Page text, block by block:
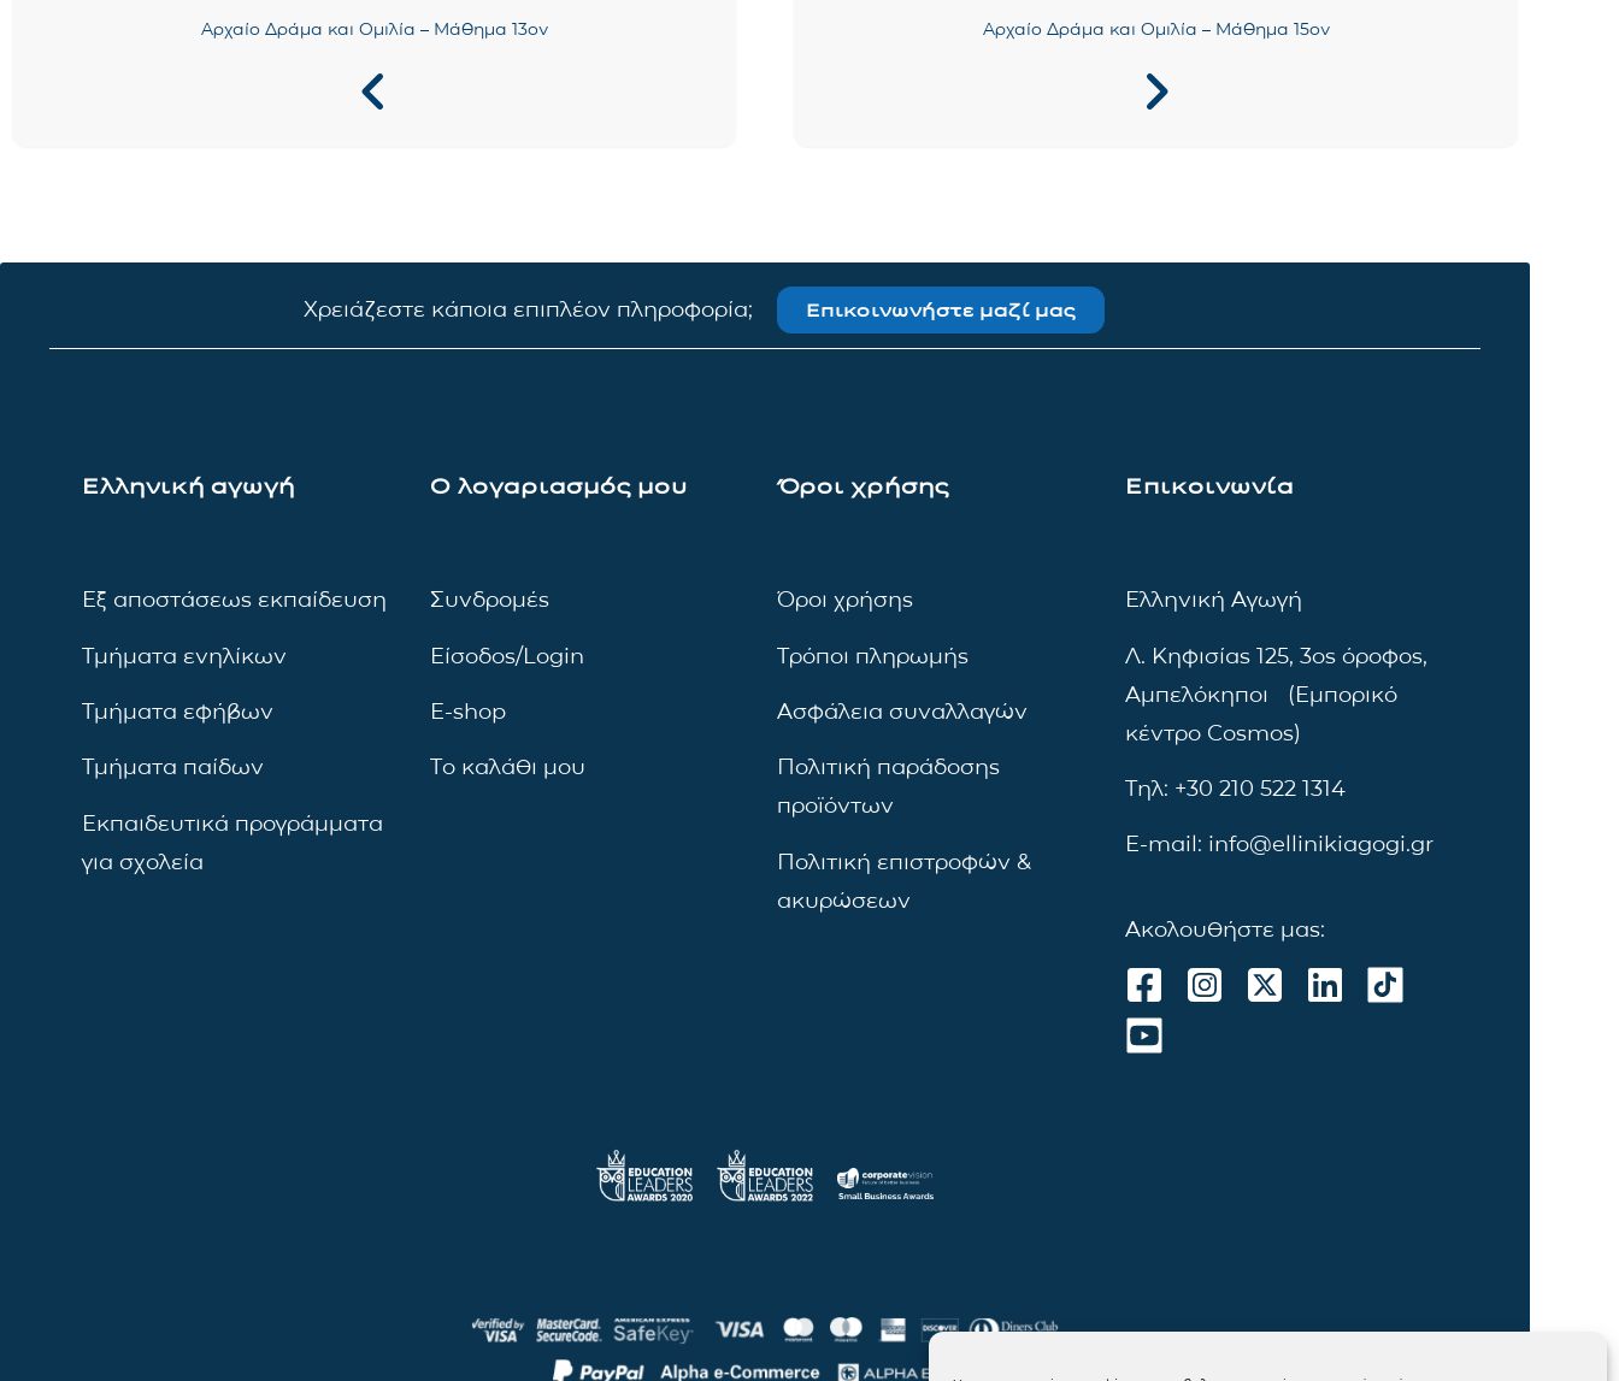
Αρχαίο Δράμα και Ομιλία – Μάθημα 13ον Αρχαίο Δράμα και Ομιλία – Μάθημα 15ον
Χρειάζεστε κάποια επιπλέον πληροφορία; Επικοινωνήστε μαζί μας
Ελληνική αγωγή
Εξ αποστάσεως εκπαίδευση
Τμήματα ενηλίκων
Τμήματα εφήβων
Τμήματα παίδων
Εκπαιδευτικά προγράμματα
για σχολεία
Ο λογαριασμός μου
Συνδρομές
Είσοδος/Login
E-shop
Το καλάθι μου
Όροι χρήσης
Όροι χρήσης
Τρόποι πληρωμής
Ασφάλεια συναλλαγών
Πολιτική παράδοσης
προϊόντων
Πολιτική επιστροφών &
ακυρώσεων
Επικοινωνία
Ελληνική Αγωγή
Λ. Κηφισίας 125, 3ος όροφος,
Αμπελόκηποι (Εμπορικό
κέντρο Cosmos)
Τηλ: +30 210 522 1314
E-mail: info@ellinikiagogi.gr
Ακολουθήστε μας: